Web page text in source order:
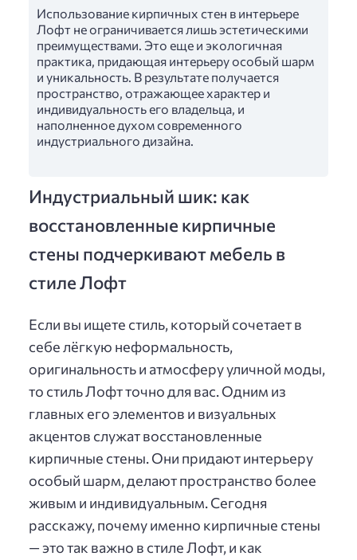
Использование кирпичных стен в интерьере
Лофт не ограничивается лишь эстетическими
преимуществами. Это еще и экологичная
практика, придающая интерьеру особый шарм
и уникальность. В результате получается
пространство, отражающее характер и
индивидуальность его владельца, и
наполненное духом современного
индустриального дизайна.
Индустриальный шик: как
восстановленные кирпичные
стены подчеркивают мебель в
стиле Лофт
Если вы ищете стиль, который сочетает в
себе лёгкую неформальность,
оригинальность и атмосферу уличной моды,
то стиль Лофт точно для вас. Одним из
главных его элементов и визуальных
акцентов служат восстановленные
кирпичные стены. Они придают интерьеру
особый шарм, делают пространство более
живым и индивидуальным. Сегодня
расскажу, почему именно кирпичные стены
— это так важно в стиле Лофт, и как